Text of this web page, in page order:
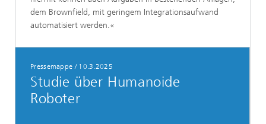
dem Brownfield, mit geringem Integrationsaufwand
automatisiert werden.«
Pressemappe / 10.3.2025
Studie über Humanoide
Roboter